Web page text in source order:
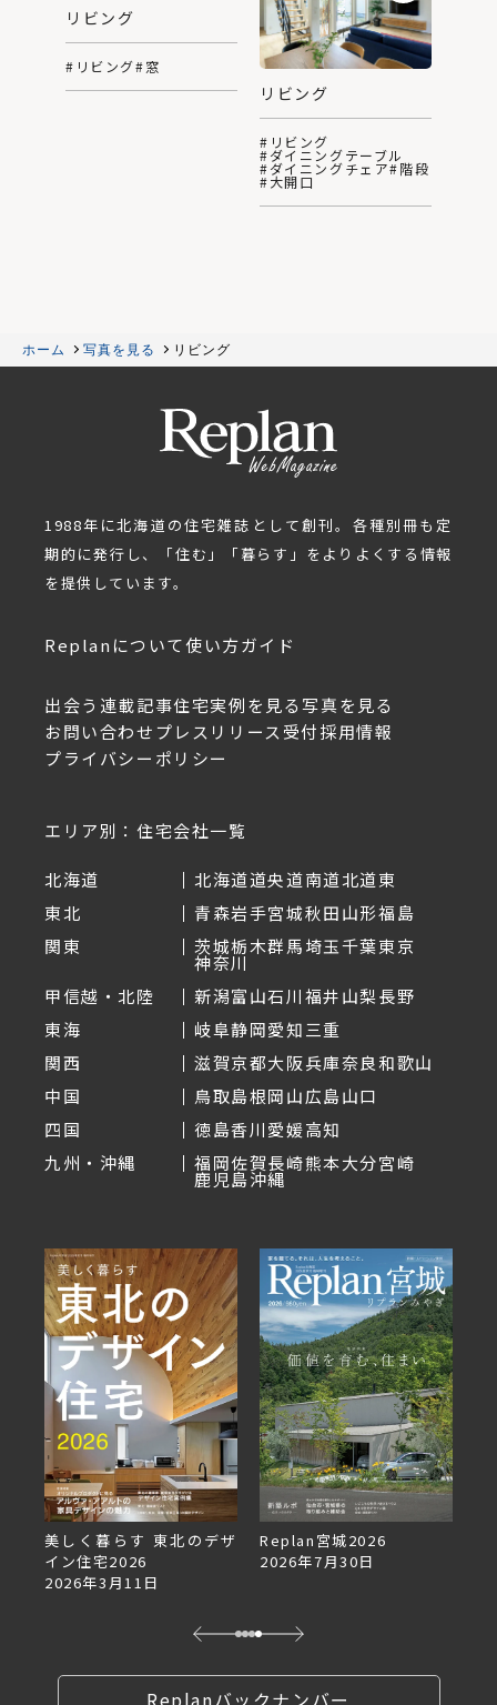
リビング
#リビング#窓
リビング
#リビング
#ダイニングテーブル
#ダイニングチェア#階段
#大開口
ホーム 写真を見る リビング
1988年に北海道の住宅雑誌として創刊。各種別冊も定
期的に発行し、「住む」「暮らす」をよりよくする情報
を提供しています。
Replanについて使い方ガイド
出会う 連載記事住宅実例を見る写真を見る
お問い合わせ プレスリリース受付採用情報
プライバシーポリシー
エリア別：住宅会社一覧
北海道 北海道道央道南道北道東
東北
青森岩手宮城秋田山形福島
関東
茨城栃木群馬埼玉千葉東京
神奈川
甲信越・北陸
新潟富山石川福井山梨長野
東海
岐阜静岡愛知三重
関西
滋賀京都大阪兵庫奈良和歌山
中国
鳥取島根岡山広島山口
四国
徳島香川愛媛高知
九州・沖縄
福岡佐賀長崎熊本大分宮崎
鹿児島沖縄
美しく暮らす 東北のデザ
イン住宅2026
2026年3月11日
Replan宮城2026
2026年7月30日